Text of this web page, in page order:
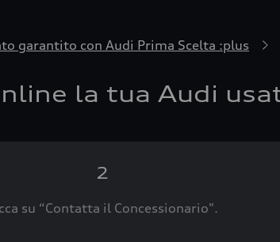
garantito con Audi Prima Scelta :plus
la tua Audi
2
su “Contatta il Concessionario".